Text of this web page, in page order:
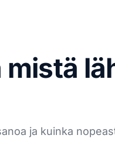
ja kuinka